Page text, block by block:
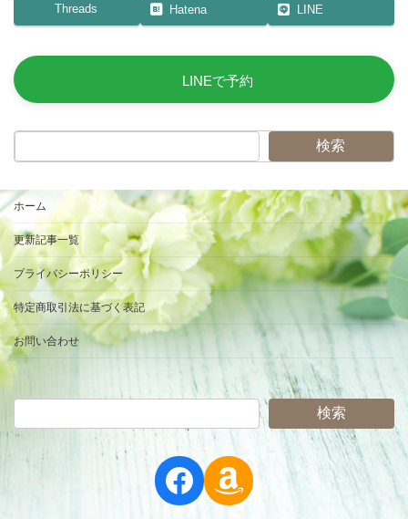
Threads Hatena LINE
LINEで予約
検索
ホーム
更新記事一覧
プライバシーポリシー
特定商取引法に基づく表記
お問い合わせ
検索
Facebook
Amazon